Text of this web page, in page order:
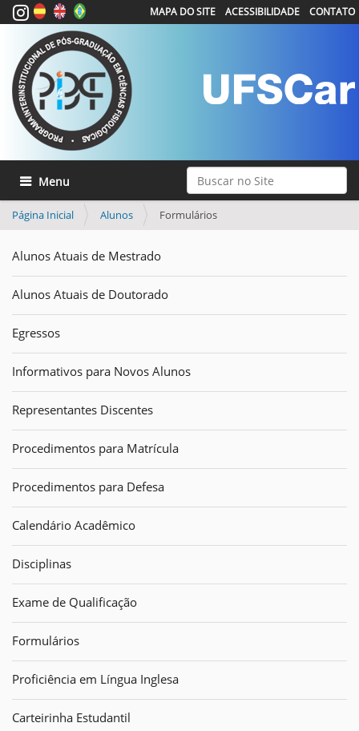
Busca Avançada…
MAPA DO SITE ACESSIBILIDADE CONTATO
Toggle navigation
Página Inicial Alunos Formulários
Alunos Atuais de Mestrado
Alunos Atuais de Doutorado
Egressos
Informativos para Novos Alunos
Representantes Discentes
Procedimentos para Matrícula
Procedimentos para Defesa
Calendário Acadêmico
Disciplinas
Exame de Qualificação
Formulários
Proficiência em Língua Inglesa
Carteirinha Estudantil